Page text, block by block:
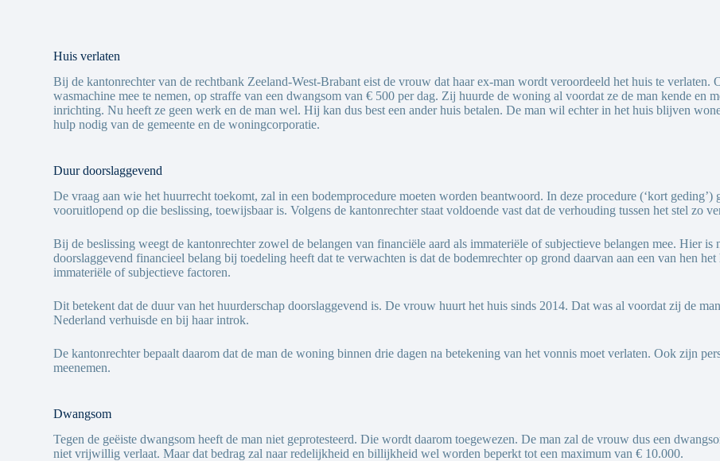
Huis verlaten
Bij de kantonrechter van de rechtbank Zeeland-West-Brabant eist de vrouw dat haar ex-man wordt veroordeeld het huis te
wasmachine mee te nemen, op straffe van een dwangsom van € 500 per dag. Zij huurde de woning al voordat ze de man kende en
inrichting. Nu heeft ze geen werk en de man wel. Hij kan dus best een ander huis betalen. De man wil echter in het huis blijven
hulp nodig van de gemeente en de woningcorporatie.
Duur doorslaggevend
De vraag aan wie het huurrecht toekomt, zal in een bodemprocedure moeten worden beantwoord. In deze procedure (‘kort
vooruitlopend op die beslissing, toewijsbaar is. Volgens de kantonrechter staat voldoende vast dat de verhouding tussen het stel zo
Bij de beslissing weegt de kantonrechter zowel de belangen van financiële aard als immateriële of subjectieve belangen mee. Hier
doorslaggevend financieel belang bij toedeling heeft dat te verwachten is dat de bodemrechter op grond daarvan aan een van hen
immateriële of subjectieve factoren.
Dit betekent dat de duur van het huurderschap doorslaggevend is. De vrouw huurt het huis sinds 2014. Dat was al voordat zij de
Nederland verhuisde en bij haar introk.
De kantonrechter bepaalt daarom dat de man de woning binnen drie dagen na betekening van het vonnis moet verlaten. Ook zijn
meenemen.
Dwangsom
Tegen de geëiste dwangsom heeft de man niet geprotesteerd. Die wordt daarom toegewezen. De man zal de vrouw dus een
niet vrijwillig verlaat. Maar dat bedrag zal naar redelijkheid en billijkheid wel worden beperkt tot een maximum van € 10.000.